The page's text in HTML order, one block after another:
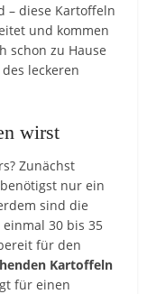
– diese Kartoffeln
und kommen
schon zu Hause
leckeren
wirst
Zunächst
nur ein
sind die
30 bis 35
für den
Kartoffeln
für einen